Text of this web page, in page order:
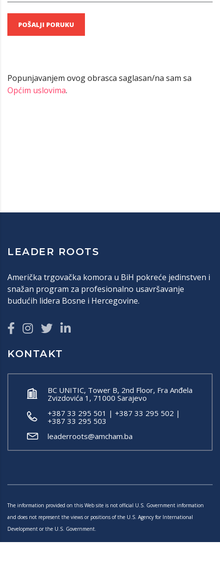
Popunjavanjem ovog obrasca saglasan/na sam sa
Općim uslovima.
LEADER ROOTS
Američka trgovačka komora u BiH pokreće jedinstven i
snažan program za profesionalno usavršavanje
budućih lidera Bosne i Hercegovine.
KONTAKT
BC UNITIC, Tower B, 2nd Floor, Fra Anđela
Zvizdovića 1, 71000 Sarajevo
+387 33 295 501 | +387 33 295 502 |
+387 33 295 503
leaderroots@amcham.ba
The information provided on this Web site is not official U.S. Government information
and does not represent the views or positions of the U.S. Agency for International
Development or the U.S. Government.